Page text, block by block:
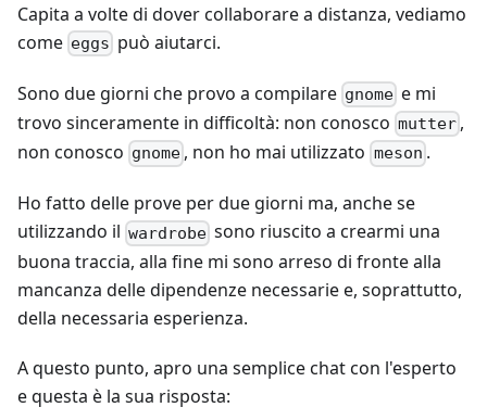
Capita a volte di dover collaborare a distanza, vediamo
come eggs può aiutarci.
Sono due giorni che provo a compilare gnome e mi
trovo sinceramente in difficoltà: non conosco mutter ,
non conosco gnome , non ho mai utilizzato meson .
Ho fatto delle prove per due giorni ma, anche se
utilizzando il wardrobe sono riuscito a crearmi una
buona traccia, alla fine mi sono arreso di fronte alla
mancanza delle dipendenze necessarie e, soprattutto,
della necessaria esperienza.
A questo punto, apro una semplice chat con l'esperto
e questa è la sua risposta: